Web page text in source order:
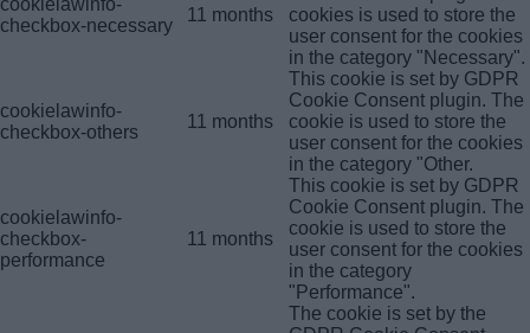
cookielawinfo-
checkbox-necessary
11 months
cookies is used to store the
user consent for the cookies
in the category "Necessary".
cookielawinfo-
checkbox-others
11 months
This cookie is set by GDPR
Cookie Consent plugin. The
cookie is used to store the
user consent for the cookies
in the category "Other.
cookielawinfo-
checkbox-
performance
11 months
This cookie is set by GDPR
Cookie Consent plugin. The
cookie is used to store the
user consent for the cookies
in the category
"Performance".
The cookie is set by the